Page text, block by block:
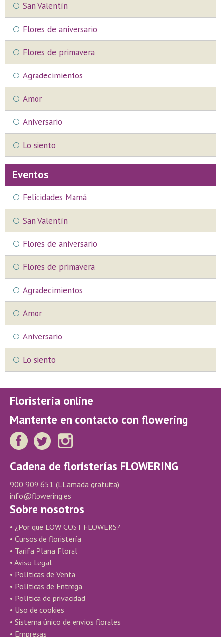
San Valentín
Flores de aniversario
Flores de primavera
Agradecimientos
Amor
Aniversario
Lo siento
Eventos
Felicidades Mamá
San Valentín
Flores de aniversario
Flores de primavera
Agradecimientos
Amor
Aniversario
Lo siento
Floristería online
Mantente en contacto con flowering
Cadena de floristerías FLOWERING
900 909 651 (LLamada gratuita)
info@flowering.es
Sobre nosotros
• ¿Por qué LOW COST FLOWERS?
• Cursos de floristería
• Tarifa Plana Floral
• Aviso Legal
• Políticas de Venta
• Políticas de Entrega
• Política de privacidad
• Uso de cookies
• Sistema único de envios florales
• Empresas